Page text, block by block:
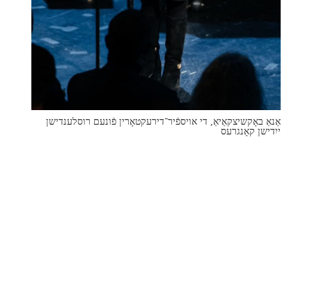
אַנאַ באָקשיצקאַיאַ, די אויספֿיר־דירעקטאָרין פֿונעם רוסלענדישן
ייִדישן קאָנגרעס